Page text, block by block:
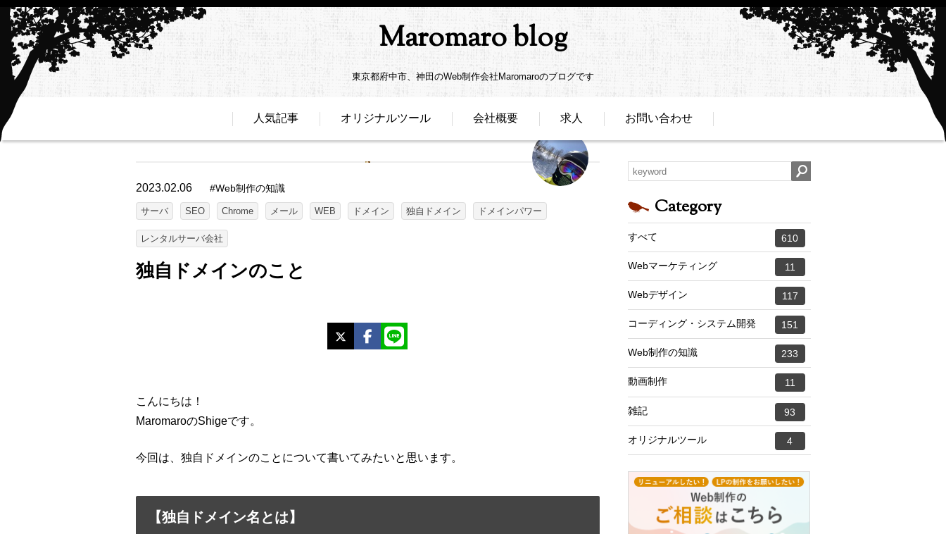
Maromaro blog
東京都府中市、神田のWeb制作会社Maromaroのブログです
人気記事 オリジナルツール 会社概要 求人 お問い合わせ
2023.02.06 #Web制作の知識
サーバ SEO Chrome メール WEB ドメイン 独自ドメイン ドメインパワー
レンタルサーバ会社
独自ドメインのこと
Facebook
こんにちは！
MaromaroのShigeです。
今回は、独自ドメインのことについて書いてみたいと思います。
【独自ドメイン名とは】
Category
すべて 610
Webマーケティング 11
Webデザイン 117
コーディング・システム開発 151
Web制作の知識 233
動画制作 11
雑記 93
オリジナルツール 4